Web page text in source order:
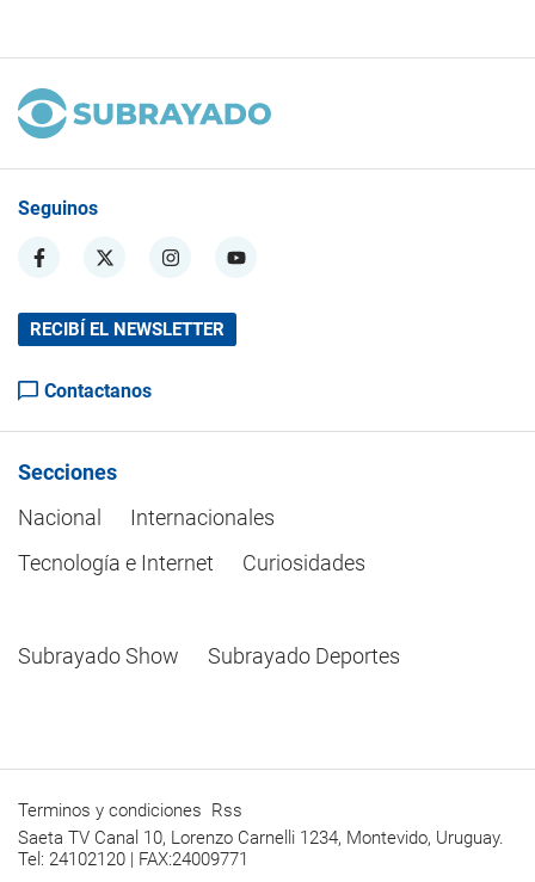
Seguinos
RECIBÍ EL NEWSLETTER
Contactanos
Secciones
Nacional
Internacionales
Tecnología e Internet
Curiosidades
Subrayado Show Subrayado Deportes
Terminos y condiciones Rss
Saeta TV Canal 10, Lorenzo Carnelli 1234, Montevido, Uruguay.
Tel: 24102120 | FAX:24009771